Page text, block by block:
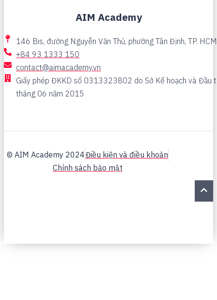
AIM Academy
146 Bis, đường Nguyễn Văn Thủ, phường Tân Định, TP.
+84 93 1333 150
contact@aimacademy.vn
Giấy phép ĐKKD số 0313323802 do Sở Kế hoạch và Đầu
tháng 06 năm 2015
© AIM Academy 2024Điều kiện và điều khoản
Chính sách bảo mật